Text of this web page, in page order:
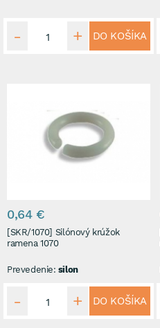
DO KOŠÍKA
0,64 €
[SKR/1070] Silónový krúžok
ramena 1070
Prevedenie: silon
DO KOŠÍKA